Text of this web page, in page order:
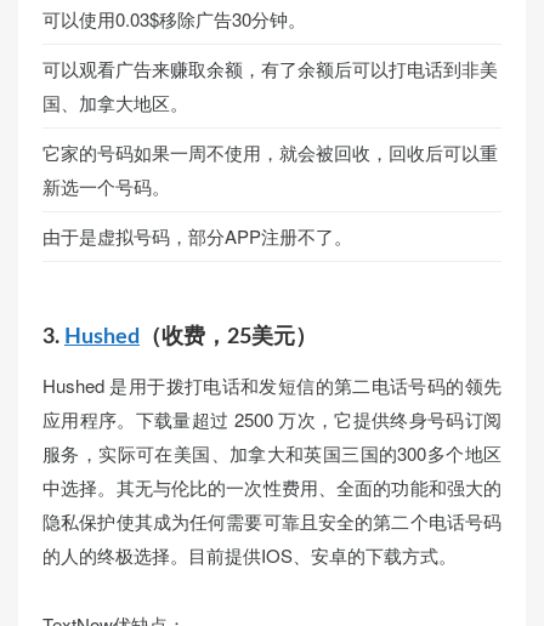
可以使用0.03$移除广告30分钟。
可以观看广告来赚取余额，有了余额后可以打电话到非美
国、加拿大地区。
它家的号码如果一周不使用，就会被回收，回收后可以重
新选一个号码。
由于是虚拟号码，部分APP注册不了。
3. Hushed （收费，25美元）
Hushed 是用于拨打电话和发短信的第二电话号码的领先
应用程序。下载量超过 2500 万次，它提供终身号码订阅
服务，实际可在美国、加拿大和英国三国的300多个地区
中选择。其无与伦比的一次性费用、全面的功能和强大的
隐私保护使其成为任何需要可靠且安全的第二个电话号码
的人的终极选择。目前提供IOS、安卓的下载方式。